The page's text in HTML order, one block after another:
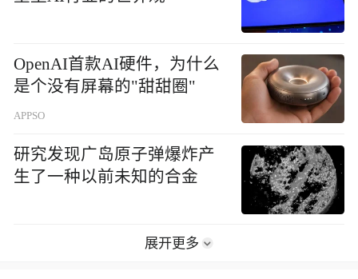
OpenAI首款AI硬件，为什么
是个没有屏幕的"甜甜圈"
APPSO
研究发现广岛原子弹爆炸产
生了一种以前未知的合金
展开更多